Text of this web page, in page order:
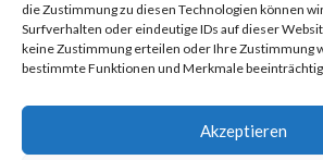
die Zustimmung zu diesen Technologien können
Surfverhalten oder eindeutige IDs auf dieser
keine Zustimmung erteilen oder Ihre Zustimmung
bestimmte Funktionen und Merkmale
Akzeptieren
+31 (0)619117004
E-Mail:welkom@villaheidetuin.nl